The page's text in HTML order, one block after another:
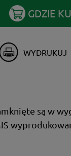
GDZIE
WYDRUKUJ
są w